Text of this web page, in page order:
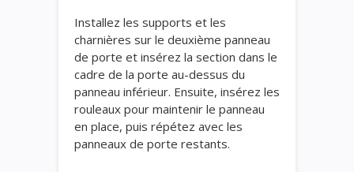
Installez les supports et les
charnières sur le deuxième panneau
de porte et insérez la section dans le
cadre de la porte au-dessus du
panneau inférieur. Ensuite, insérez les
rouleaux pour maintenir le panneau
en place, puis répétez avec les
panneaux de porte restants.